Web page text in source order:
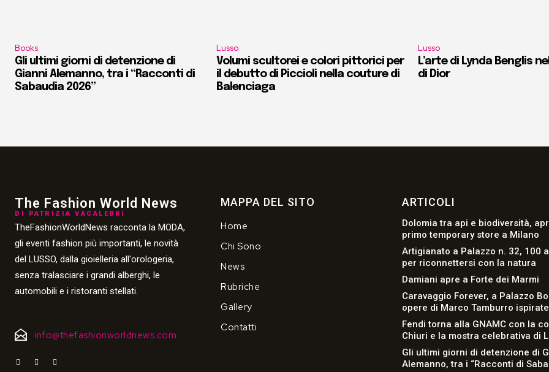
Books
Gli ultimi giorni di detenzione di
Gianni Alemanno, tra i “Racconti di
Sabaudia 2026”
Lusso
Volumi scultorei e colori pittorici per
il debutto di Piccioli nella couture di
Balenciaga
Lusso
L’arte di Lynda Benglis
di Dior
The Fashion World News
DI PATRIZIA VACALEBRI
TheFashionWorldNews racconta la MODA,
gli eventi fashion più importanti, le novità
del LUSSO, dalla gioielleria all'orologeria,
senza tralasciare i grandi alberghi, le
automobili e i ristoranti stellati.
info@thefashionworldnews.com
MAPPA DEL SITO
Home
Chi Sono
News
Rubriche
Gallery
Contatti
ARTICOLI
Dolomia tra api e biodiversità,
primo temporary store a Milano
Artigianato a Palazzo n. 32, 100
per riconnettersi con la natura
Damiani apre a Forte dei Marmi
Caravaggio Forever, a Palazzo
opere di Marco Tamburro
Fendi torna alla GNAMC con la
Chiuri e la mostra celebrativa di
Gli ultimi giorni di detenzione di
Alemanno, tra i “Racconti di